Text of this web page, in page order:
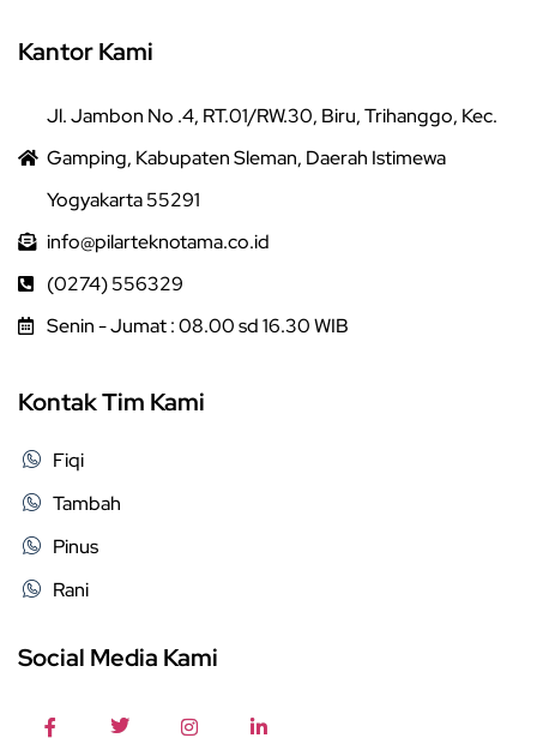
Kantor Kami
Jl. Jambon No .4, RT.01/RW.30, Biru, Trihanggo, Kec.
Gamping, Kabupaten Sleman, Daerah Istimewa
Yogyakarta 55291
info@pilarteknotama.co.id
(0274) 556329
Senin - Jumat : 08.00 sd 16.30 WIB
Kontak Tim Kami
Fiqi
Tambah
Pinus
Rani
Social Media Kami